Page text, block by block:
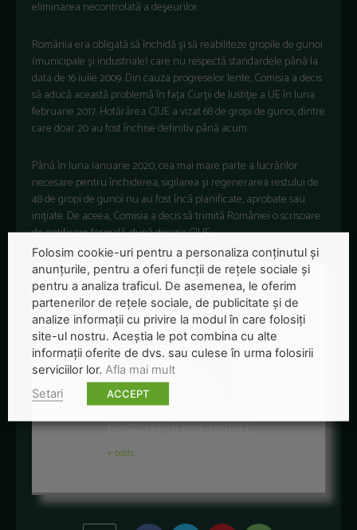
eliminarea necontrolată a deşeurilor.
România era obligată să închidă şi să reabiliteze gropile de gunoi
(municipale şi industriale) care nu respectă standardele până la
data de 16 iulie 2009. Din cauza progreselor lente, Comisia a decis
să aducă această problemă în faţa Curţii de Justiţie a UE în luna
februarie 2017. Hotărârea CJUE a vizat 68 de gropi de gunoi, dintre
care doar 20 au fost închise definitiv până acum.
Până în luna ianuarie 2020, cea mai mare parte a lucrărilor
necesare pentru închiderea, sigilarea şi regenerarea restului de
48 de gropi de gunoi nu au fost încă planificate, aprobate sau
iniţiate. De aceea, Comisia a decis să trimită României o scrisoare
de notificare formală, după decizia CJUE.
Redactia-Green-Report
+ posts
Folosim cookie-uri pentru a personaliza conținutul și
anunțurile, pentru a oferi funcții de rețele sociale și
pentru a analiza traficul. De asemenea, le oferim
partenerilor de rețele sociale, de publicitate și de
analize informații cu privire la modul în care folosiți
site-ul nostru. Aceștia le pot combina cu alte
informații oferite de dvs. sau culese în urma folosirii
serviciilor lor. Afla mai mult
Setari
ACCEPT